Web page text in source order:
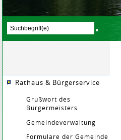
Rathaus & Bürgerservice
Grußwort des
Bürgermeisters
Gemeindeverwaltung
Formulare der Gemeinde